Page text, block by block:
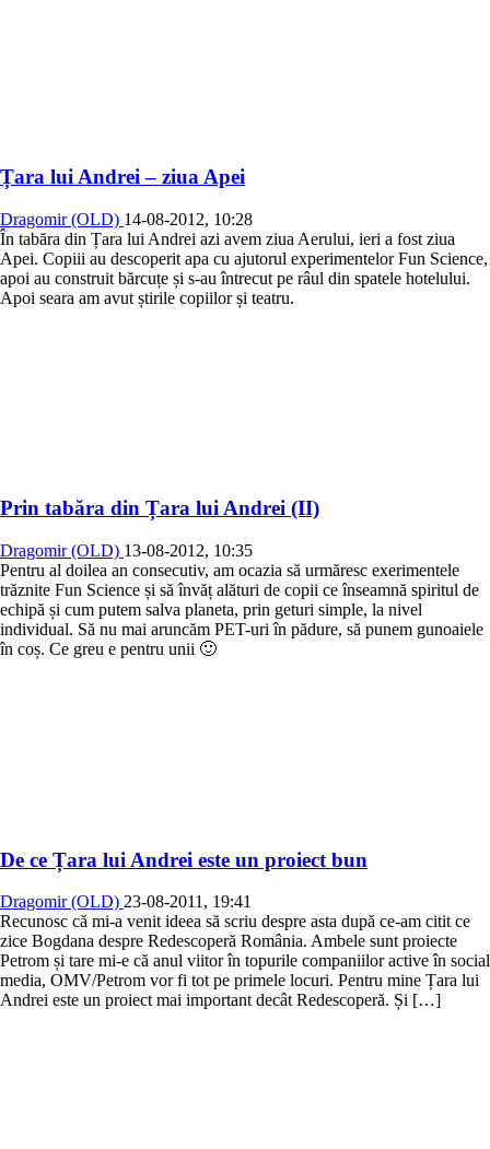
Țara lui Andrei – ziua Apei
Dragomir (OLD) 14-08-2012, 10:28
În tabăra din Țara lui Andrei azi avem ziua Aerului, ieri a fost ziua
Apei. Copiii au descoperit apa cu ajutorul experimentelor Fun Science,
apoi au construit bărcuțe și s-au întrecut pe râul din spatele hotelului.
Apoi seara am avut știrile copiilor și teatru.
Prin tabăra din Țara lui Andrei (II)
Dragomir (OLD) 13-08-2012, 10:35
Pentru al doilea an consecutiv, am ocazia să urmăresc exerimentele
trăznite Fun Science și să învăț alături de copii ce înseamnă spiritul de
echipă și cum putem salva planeta, prin geturi simple, la nivel
individual. Să nu mai aruncăm PET-uri în pădure, să punem gunoaiele
în coș. Ce greu e pentru unii 🙂
De ce Țara lui Andrei este un proiect bun
Dragomir (OLD) 23-08-2011, 19:41
Recunosc că mi-a venit ideea să scriu despre asta după ce-am citit ce
zice Bogdana despre Redescoperă România. Ambele sunt proiecte
Petrom și tare mi-e că anul viitor în topurile companiilor active în social
media, OMV/Petrom vor fi tot pe primele locuri. Pentru mine Țara lui
Andrei este un proiect mai important decât Redescoperă. Și […]